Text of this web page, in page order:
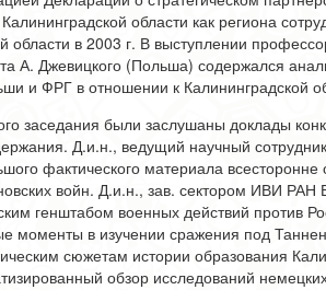
области как региона
области в 2003 г. В выступлении
А. Джевицкого (Польша) содержался
и ФРГ в отношении к Калининградской
заседания были заслушаны доклады
Д.и.н., ведущий научный
фактического материала
войн. Д.и.н., зав. сектором ИВИ
генштабом военных действий против
моменты в изучении сражения под
сюжетам истории образования
обзор исследований